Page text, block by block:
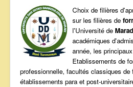
Choix de filières
sur les filières de
l'Université de
académiques
année, les
Etablissements de
professionnelle, facultés classiques de
établissements para et post-